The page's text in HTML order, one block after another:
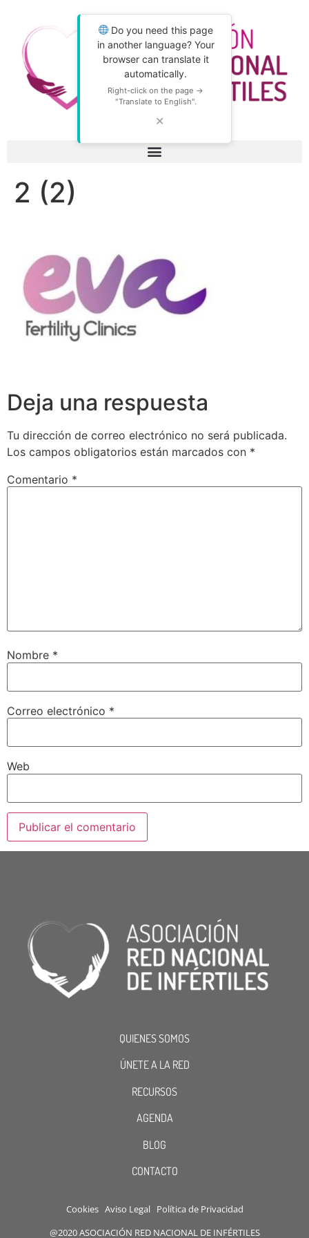
Do you need this page
in another language? Your
browser can translate it
automatically.
Right-click on the page →
"Translate to English".
✕
2 (2)
Deja una respuesta
Tu dirección de correo electrónico no será publicada.
Los campos obligatorios están marcados con *
Comentario *
Nombre *
Correo electrónico *
Web
QUIENES SOMOS
ÚNETE A LA RED
RECURSOS
AGENDA
BLOG
CONTACTO
Cookies Aviso Legal Política de Privacidad
@2020 ASOCIACIÓN RED NACIONAL DE INFÉRTILES